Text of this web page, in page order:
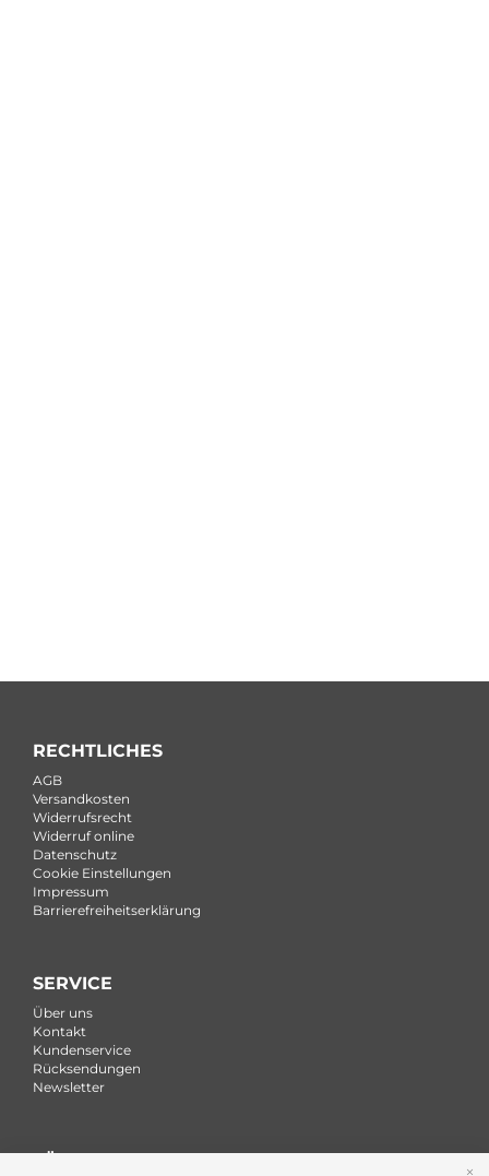
RECHTLICHES
AGB
Versandkosten
Widerrufsrecht
Widerruf online
Datenschutz
Cookie Einstellungen
Impressum
Barrierefreiheitserklärung
SERVICE
Über uns
Kontakt
Kundenservice
Rücksendungen
Newsletter
FÜR FIRMEN